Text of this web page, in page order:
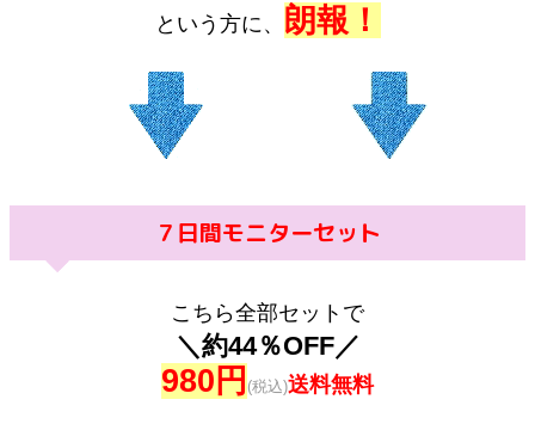
という方に、 朗報！
７日間モニターセット
こちら全部セットで
＼約44％OFF／
980円 (税込)送料無料